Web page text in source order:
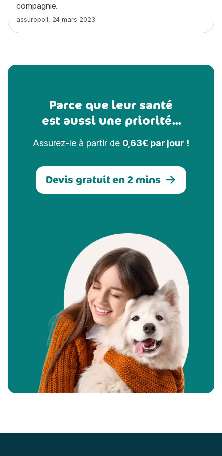
compagnie.
Article rédigé par
assuropoil, 24 mars 2023
Parce que leur santé
est aussi une priorité...
Assurez-le à partir de 0,63€ par jour !
Devis gratuit en 2 mins